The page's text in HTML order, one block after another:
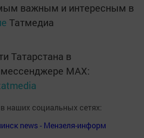
важным и интересным в
Татмедиа
Татарстана в
MАХ:
наших социальных сетях:
news - Мензеля-информ